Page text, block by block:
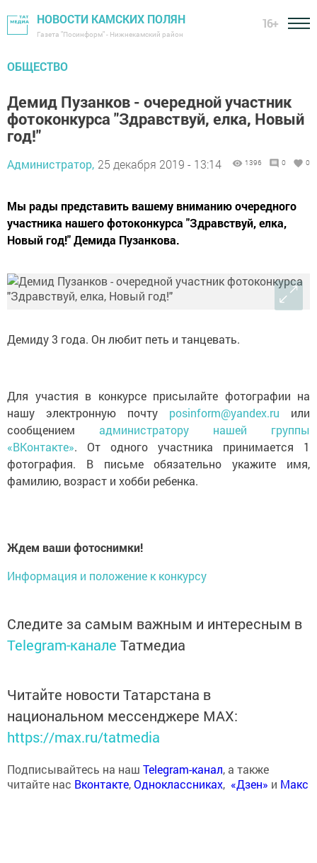
НОВОСТИ КАМСКИХ ПОЛЯН
Газета "Посинформ" - Нижнекамский район
16+
ОБЩЕСТВО
Демид Пузанков - очередной участник
фотоконкурса "Здравствуй, елка, Новый
год!"
Администратор, 25 декабря 2019 - 13:14 1396 0 0
Мы рады представить вашему вниманию очередного
участника нашего фотоконкурса "Здравствуй, елка,
Новый год!" Демида Пузанкова.
Демиду 3 года. Он любит петь и танцевать.
Для участия в конкурсе присылайте фотографии на
нашу электронную почту posinform@yandex.ru или
сообщением администратору нашей группы
«ВКонтакте». От одного участника принимается 1
фотография. В письме обязательно укажите имя,
фамилию, возраст и хобби ребенка.
Ждем ваши фотоснимки!
Информация и положение к конкурсу
Следите за самым важным и интересным в
Telegram-канале Татмедиа
Читайте новости Татарстана в
национальном мессенджере MАХ:
https://max.ru/tatmedia
Подписывайтесь на наш Telegram-канал, а также
читайте нас Вконтакте,Одноклассниках, «Дзен» и Макс